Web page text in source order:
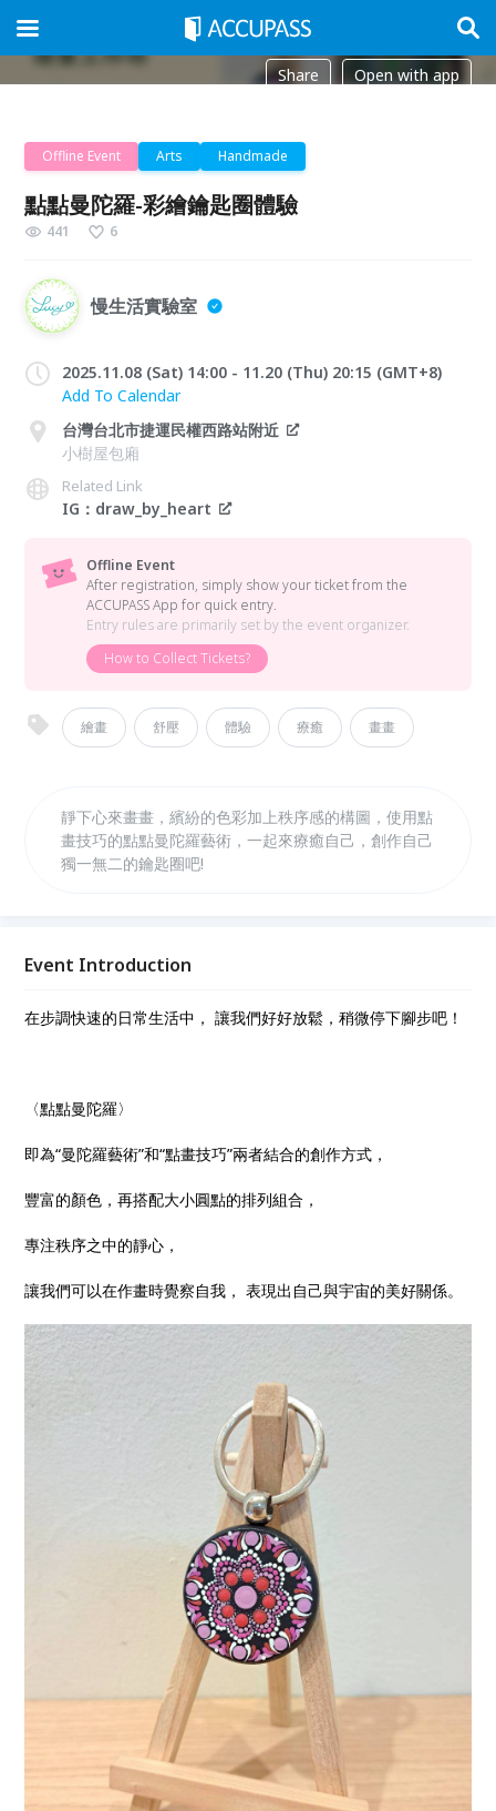
Share Open with app
Offline Event Arts Handmade
點點曼陀羅-彩繪鑰匙圈體驗
441 6
慢生活實驗室
2025.11.08 (Sat) 14:00 - 11.20 (Thu) 20:15 (GMT+8)
Add To Calendar
台灣台北市捷運民權西路站附近
小樹屋包廂
Related Link
IG：draw_by_heart
Offline Event
After registration, simply show your ticket from the
ACCUPASS App for quick entry.
Entry rules are primarily set by the event organizer.
How to Collect Tickets?
繪畫 舒壓 體驗 療癒 畫畫
靜下心來畫畫，繽紛的色彩加上秩序感的構圖，使用點
畫技巧的點點曼陀羅藝術，一起來療癒自己，創作自己
獨一無二的鑰匙圈吧!
Event Introduction
在步調快速的日常生活中， 讓我們好好放鬆，稍微停下腳步吧！
〈點點曼陀羅〉
即為“曼陀羅藝術”和“點畫技巧”兩者結合的創作方式，
豐富的顏色，再搭配大小圓點的排列組合，
專注秩序之中的靜心，
讓我們可以在作畫時覺察自我， 表現出自己與宇宙的美好關係。